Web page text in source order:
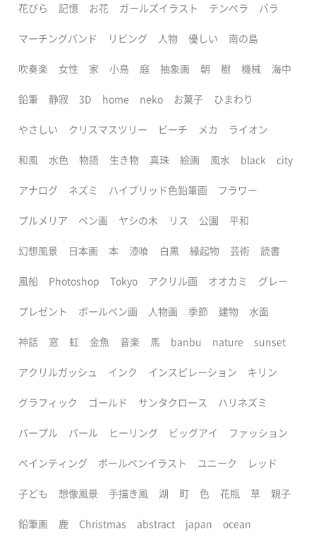
花びら 記憶 お花 ガールズイラスト テンペラ バラ
マーチングバンド リビング 人物 優しい 南の島
吹奏楽 女性 家 小鳥 庭 抽象画 朝 樹 機械 海中
鉛筆 静寂 3D home neko お菓子 ひまわり
やさしい クリスマスツリー ビーチ メカ ライオン
和風 水色 物語 生き物 真珠 絵画 風水 black city
アナログ ネズミ ハイブリッド色鉛筆画 フラワー
プルメリア ペン画 ヤシの木 リス 公園 平和
幻想風景 日本画 本 漆喰 白黒 縁起物 芸術 読書
風船 Photoshop Tokyo アクリル画 オオカミ グレー
プレゼント ボールペン画 人物画 季節 建物 水面
神話 窓 虹 金魚 音楽 馬 banbu nature sunset
アクリルガッシュ インク インスピレーション キリン
グラフィック ゴールド サンタクロース ハリネズミ
パープル パール ヒーリング ビッグアイ ファッション
ペインティング ボールペンイラスト ユニーク レッド
子ども 想像風景 手描き風 湖 町 色 花瓶 草 親子
鉛筆画 鹿 Christmas abstract japan ocean